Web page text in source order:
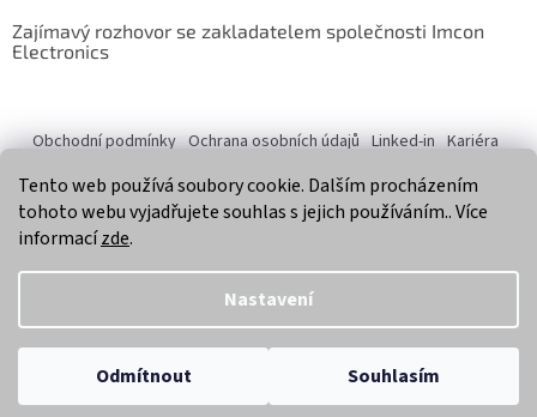
Tento web používá soubory cookie. Dalším procházením
tohoto webu vyjadřujete souhlas s jejich používáním.. Více
informacízde.
Nastavení
Odmítnout Souhlasím
Zajímavý rozhovor se zakladatelem společnosti Imcon
Electronics
Obchodní podmínky Ochrana osobních údajů Linked-in Kariéra
Copyright 2026Imcon Electronics, s.r.o.. Všechna práva